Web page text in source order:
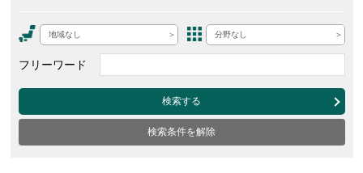
地域なし 分野なし
フリーワード
検索する
検索条件を解除